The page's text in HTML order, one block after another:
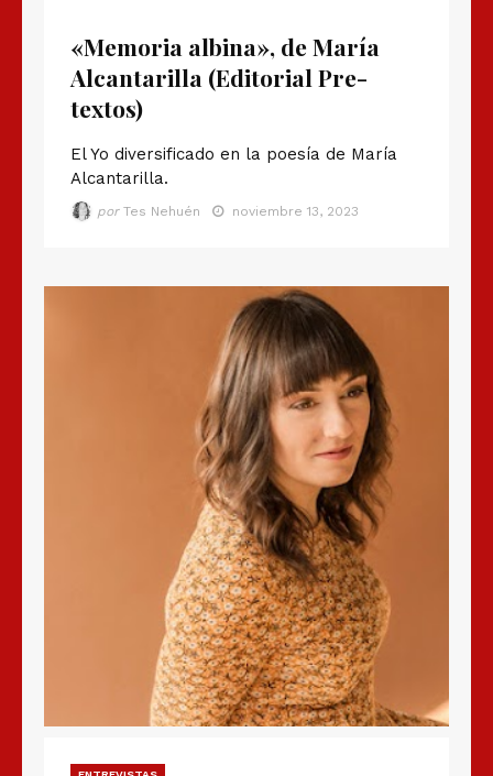
«Memoria albina», de María
Alcantarilla (Editorial Pre-
textos)
El Yo diversificado en la poesía de María
Alcantarilla.
por Tes Nehuén noviembre 13, 2023